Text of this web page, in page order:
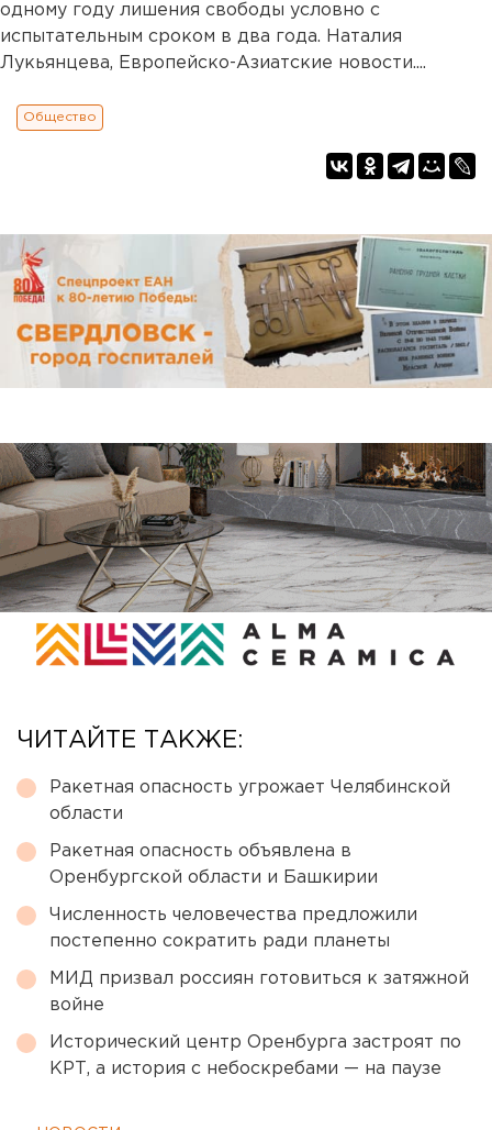
одному году лишения свободы условно с
испытательным сроком в два года. Наталия
Лукьянцева, Европейско-Азиатские новости....
Общество
ЧИТАЙТЕ ТАКЖЕ:
Ракетная опасность угрожает Челябинской
области
Ракетная опасность объявлена в
Оренбургской области и Башкирии
Численность человечества предложили
постепенно сократить ради планеты
МИД призвал россиян готовиться к затяжной
войне
Исторический центр Оренбурга застроят по
КРТ, а история с небоскребами — на паузе